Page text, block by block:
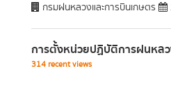
กรมฝนหลวงและการบินเกษตร
การตั้งหน่วยปฏิบัติการฝนหล
314 recent views